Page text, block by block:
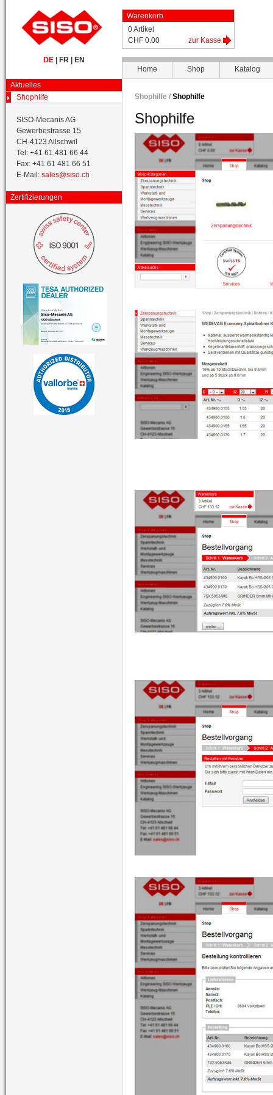
DE FR EN
Warenkorb
0 Artikel
CHF 0.00
zur Kasse
Home Shop
Katalog
Aktuelles
Shophilfe
SISO-Mecanis AG
Gewerbestrasse 15
CH-4123 Allschwil
Tel: +41 61 481 66 44
Fax: +41 61 481 66 51
E-Mail: sales@siso.ch
Zertifizierungen
Shophilfe / Shophilfe
Shophilfe